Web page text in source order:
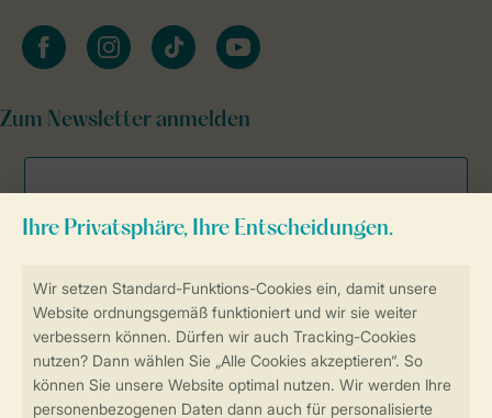
Sicher und schnell zur Online-Buchung
Sichere Datenübertragung
Sicheres Bezahlen
facebookinstagramtiktok youtube
Zum Newsletter anmelden